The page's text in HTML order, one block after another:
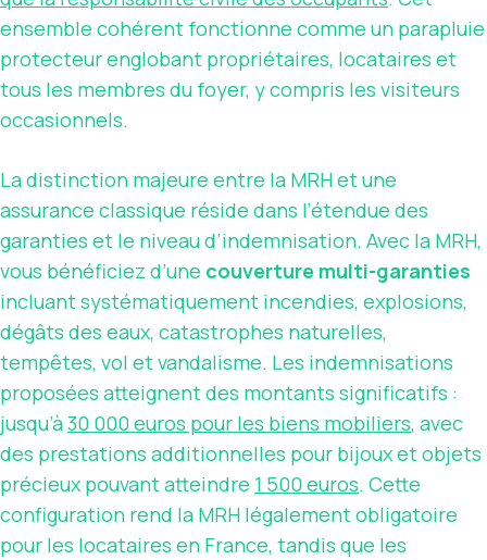
ensemble cohérent fonctionne comme un parapluie
protecteur englobant propriétaires, locataires et
tous les membres du foyer, y compris les visiteurs
occasionnels.
La distinction majeure entre la MRH et une
assurance classique réside dans l’étendue des
garanties et le niveau d’indemnisation. Avec la MRH,
vous bénéficiez d’une couverture multi-garanties
incluant systématiquement incendies, explosions,
dégâts des eaux, catastrophes naturelles,
tempêtes, vol et vandalisme. Les indemnisations
proposées atteignent des montants significatifs :
jusqu’à30 000 euros pour les biens mobiliers, avec
des prestations additionnelles pour bijoux et objets
précieux pouvant atteindre 1 500 euros. Cette
configuration rend la MRH légalement obligatoire
pour les locataires en France, tandis que les